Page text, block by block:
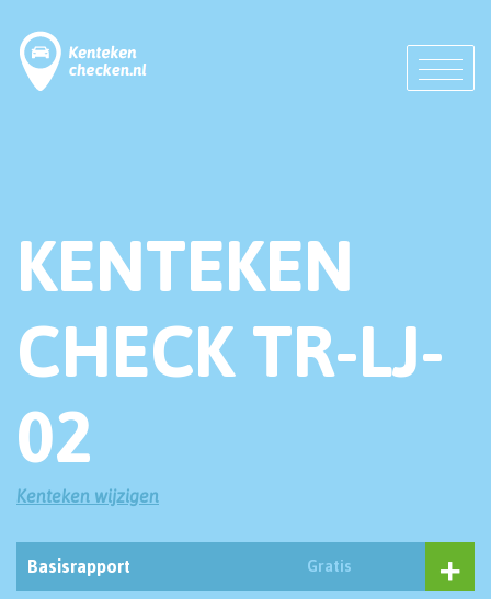
KENTEKEN
CHECK TR-LJ-
02
Kenteken wijzigen
Basisrapport Gratis